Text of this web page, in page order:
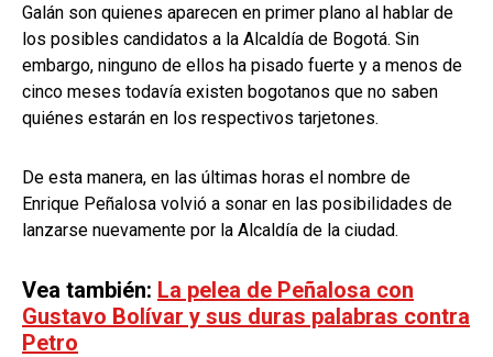
Galán son quienes aparecen en primer plano al hablar de
los posibles candidatos a la Alcaldía de Bogotá. Sin
embargo, ninguno de ellos ha pisado fuerte y a menos de
cinco meses todavía existen bogotanos que no saben
quiénes estarán en los respectivos tarjetones.
De esta manera, en las últimas horas el nombre de
Enrique Peñalosa volvió a sonar en las posibilidades de
lanzarse nuevamente por la Alcaldía de la ciudad.
Vea también: La pelea de Peñalosa con
Gustavo Bolívar y sus duras palabras contra
Petro